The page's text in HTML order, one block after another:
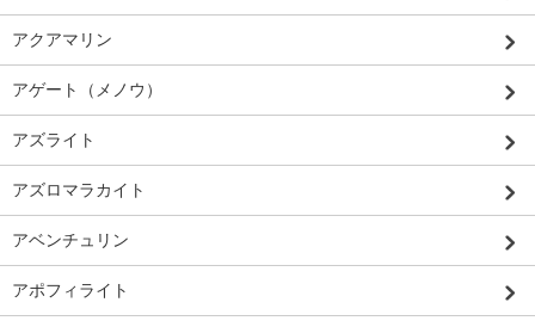
アクアマリン
アゲート（メノウ）
アズライト
アズロマラカイト
アベンチュリン
アポフィライト